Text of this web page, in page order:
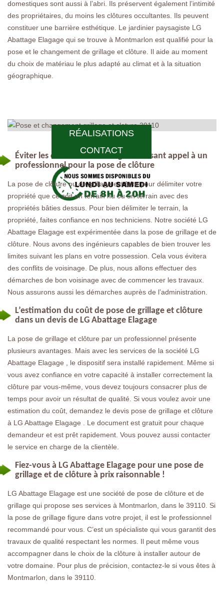
RÉALISATIONS
CONTACT
domestiques sont aussi à l’abri. Ils préservent également l’intimité
des propriétaires, du moins les clôtures occultantes. Ils peuvent
constituer une barrière esthétique. Le jardinier paysagiste LG
Abattage Elagage qui se trouve à Montmarlon est qualifié pour la
pose et le changement de grillage et clôture. Il aide au moment
du choix de matériau le plus adapté au climat et à la situation
géographique.
Éviter les conflits de voisinage en faisant appel à un
professionnel pour la pose de clôture
La pose de clôture ou de grillage est faite pour délimiter votre
propriété que ce soit un terrain nu ou un terrain avec des
propriétés bâties dessus. Pour bien délimiter le terrain, la
propriété, faites confiance en nos techniciens. Notre société LG
Abattage Elagage est expérimentée dans la pose de grillage et de
clôture. Nous avons des ingénieurs capables de bien trouver les
limites suivant les plans en votre possession. Cela vous évitera
des conflits de voisinage. De plus, nous allons effectuer des
démarches de bon voisinage avec de commencer les travaux.
Nous assurons aussi les démarches auprès de l’administration.
L’estimation du coût de pose de grillage et clôture
dans un devis de LG Abattage Elagage
La pose de grillage et clôture par un professionnel présente
plusieurs avantages. Mais avec les services de la société LG
Abattage Elagage , le dispositif sera installé rapidement. Même si
vous avez confiance en votre capacité à installer correctement la
clôture par vous-même, vous devez toujours consacrer plus de
temps pour avoir un résultat de qualité. Si vous voulez avoir une
estimation du coût, demandez le devis pose de grillage et clôture
à LG Abattage Elagage . Le document est gratuit pour chaque
demandeur et est prêt rapidement. Vous pouvez aussi contacter
le service en charge de la clientèle.
Fiez-vous à LG Abattage Elagage pour une pose de
grillage et de clôture à prix raisonnable !
LG Abattage Elagage est une société de pose de clôture et de
grillage qui propose ses services à Montmarlon, dans le 39110. Si
la pose de grillage figure dans votre projet, il est le professionnel
recommandé pour vous. C’est un spécialiste qui vous garantit des
travaux de qualité respectant les normes. Il peut même vous
accompagner dans le choix de la clôture à installer autour de
votre domaine. Pour plus de précision, contactez-le si vous êtes à
Montmarlon, dans le 39110.